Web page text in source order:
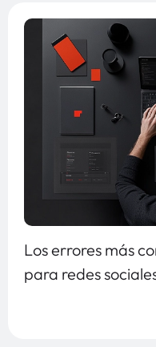
Los errores más
para redes